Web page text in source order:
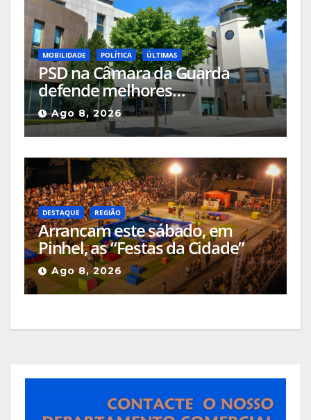
MOBILIDADE POLÍTICA ÚLTIMAS
PSD na Câmara da Guarda
defende melhores
acessibilidades para pessoas
com mobilidade reduzida nos
locais públicos ou até nas
passadeiras
Ago 8, 2026
DESTAQUE REGIÃO
Arrancam este sábado, em
Pinhel, as “Festas da Cidade”
Ago 8, 2026